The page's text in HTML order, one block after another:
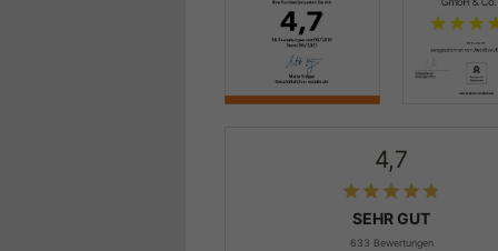
4,7
SEHR GUT
633 Bewertungen